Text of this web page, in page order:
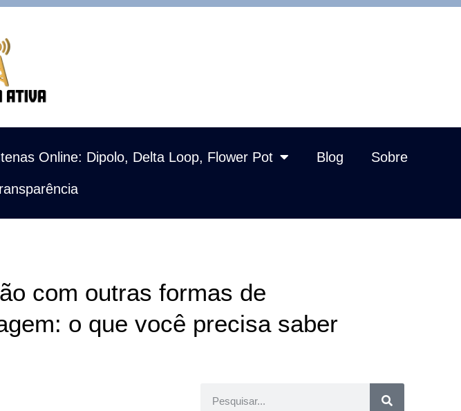
Online: Dipolo, Delta Loop, Flower Pot Blog Sobre
com outras formas de
o que você precisa saber